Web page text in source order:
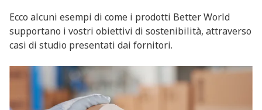
Ecco alcuni esempi di come i prodotti Better World
supportano i vostri obiettivi di sostenibilità, attraverso
casi di studio presentati dai fornitori.